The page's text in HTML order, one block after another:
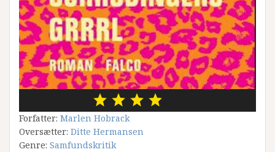
Forfatter: Marlen Hobrack
Oversætter: Ditte Hermansen
Genre: Samfundskritik